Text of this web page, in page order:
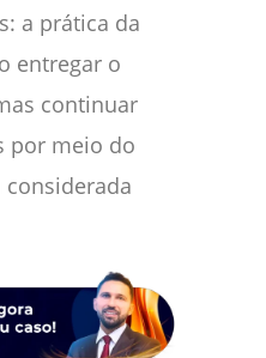
a prática da
entregar o
continuar
por meio do